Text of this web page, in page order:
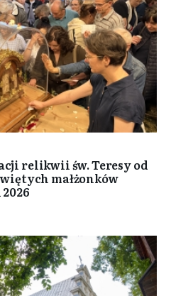
relikwii św. Teresy od
małżonków